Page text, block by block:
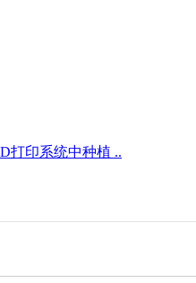
打印系统中种植 ..